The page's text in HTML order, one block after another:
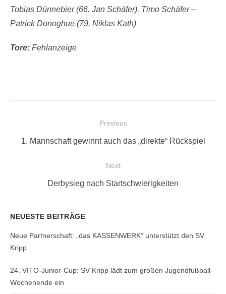
Tobias Dünnebier (66. Jan Schäfer), Timo Schäfer –
Patrick Donoghue (79. Niklas Kath)
Tore: Fehlanzeige
Beitragsnavigation
Previous
Previous
1. Mannschaft gewinnt auch das „direkte“ Rückspiel
Next
Next
Derbysieg nach Startschwierigkeiten
NEUESTE BEITRÄGE
Neue Partnerschaft: „das KASSENWERK“ unterstützt den SV
Kripp
24. VITO-Junior-Cup: SV Kripp lädt zum großen Jugendfußball-
Wochenende ein